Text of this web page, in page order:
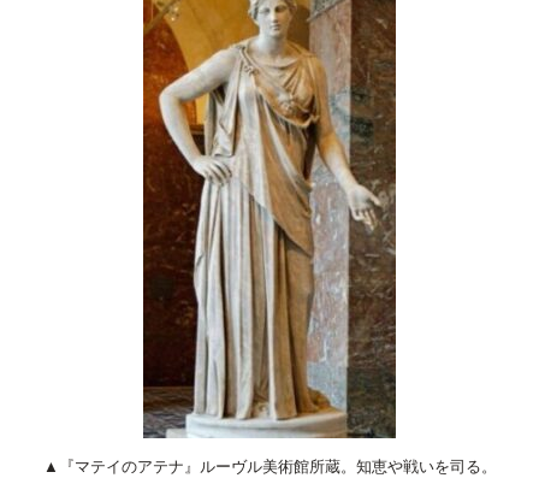
▲『マテイのアテナ』ルーヴル美術館所蔵。知恵や戦いを司る。